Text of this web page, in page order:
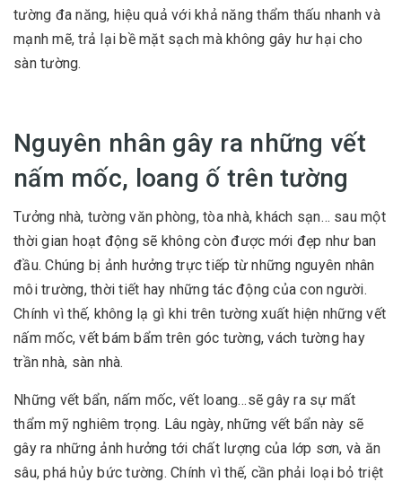
tường đa năng, hiệu quả với khả năng thẩm thấu nhanh và
mạnh mẽ, trả lại bề mặt sạch mà không gây hư hại cho
sàn tường.
Nguyên nhân gây ra những vết
nấm mốc, loang ố trên tường
Tưởng nhà, tường văn phòng, tòa nhà, khách sạn… sau một
thời gian hoạt động sẽ không còn được mới đẹp như ban
đầu. Chúng bị ảnh hưởng trực tiếp từ những nguyên nhân
môi trường, thời tiết hay những tác động của con người.
Chính vì thế, không lạ gì khi trên tường xuất hiện những vết
nấm mốc, vết bám bẩm trên góc tường, vách tường hay
trần nhà, sàn nhà.
Những vết bẩn, nấm mốc, vết loang…sẽ gây ra sự mất
thẩm mỹ nghiêm trọng. Lâu ngày, những vết bẩn này sẽ
gây ra những ảnh hưởng tới chất lượng của lớp sơn, và ăn
sâu, phá hủy bức tường. Chính vì thế, cần phải loại bỏ triệt